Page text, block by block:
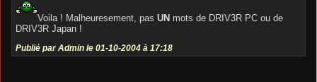
Voila ! Malheuresement, pas UN mots de DRIV3R PC ou de
DRIV3R Japan !
Publié par Admin le 01-10-2004 à 17:18